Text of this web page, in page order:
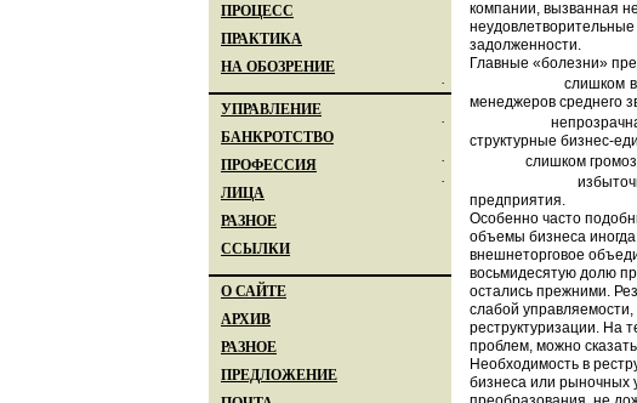
ПРОЦЕСС
ПРАКТИКА
НА ОБОЗРЕНИЕ
УПРАВЛЕНИЕ
БАНКРОТСТВО
ПРОФЕССИЯ
ЛИЦА
РАЗНОЕ
ССЫЛКИ
О САЙТЕ
АРХИВ
РАЗНОЕ
ПРЕДЛОЖЕНИЕ
компании, вызванная
задолженности.
Главные «болезни»
·
слишком
менеджеров среднего
·
структурные бизнес-
· слишком
·
предприятия.
Особенно часто
объемы бизнеса
внешнеторговое
восьмидесятую долю
остались прежними.
слабой
реструктуризации. На
проблем, можно
Необходимость в
бизнеса или рыночных